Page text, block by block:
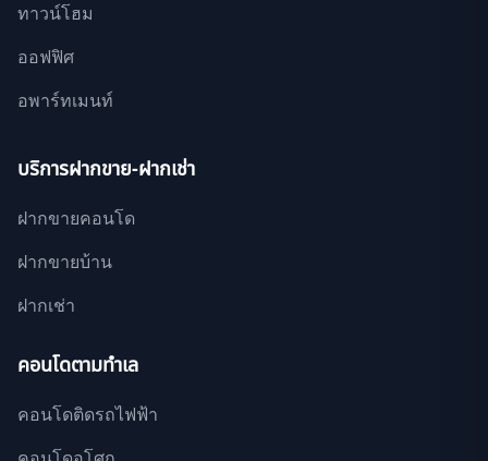
ทาวน์โฮม
ออฟฟิศ
อพาร์ทเมนท์
บริการฝากขาย-ฝากเช่า
ฝากขายคอนโด
ฝากขายบ้าน
ฝากเช่า
คอนโดตามทำเล
คอนโดติดรถไฟฟ้า